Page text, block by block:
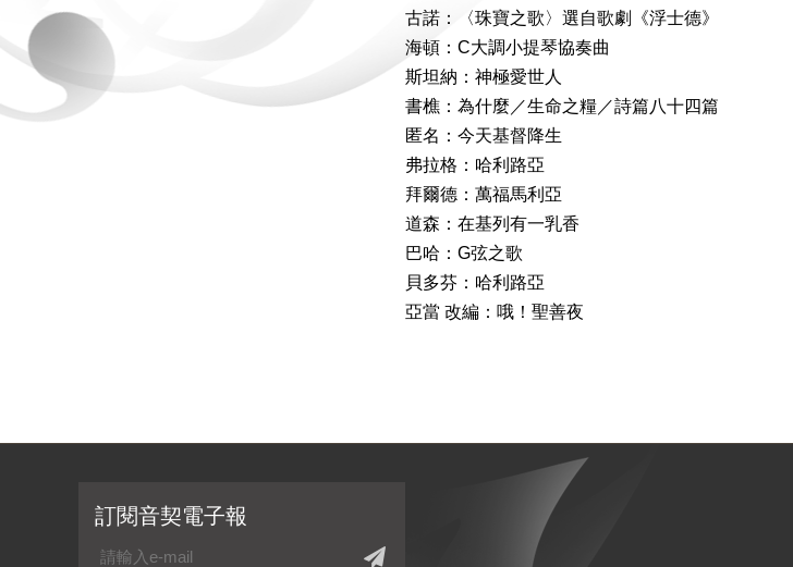
古諾：〈珠寶之歌〉選自歌劇《浮士德》
海頓：C大調小提琴協奏曲
斯坦納：神極愛世人
書樵：為什麼／生命之糧／詩篇八十四篇
匿名：今天基督降生
弗拉格：哈利路亞
拜爾德：萬福馬利亞
道森：在基列有一乳香
巴哈：G弦之歌
貝多芬：哈利路亞
亞當 改編：哦！聖善夜
訂閱音契電子報